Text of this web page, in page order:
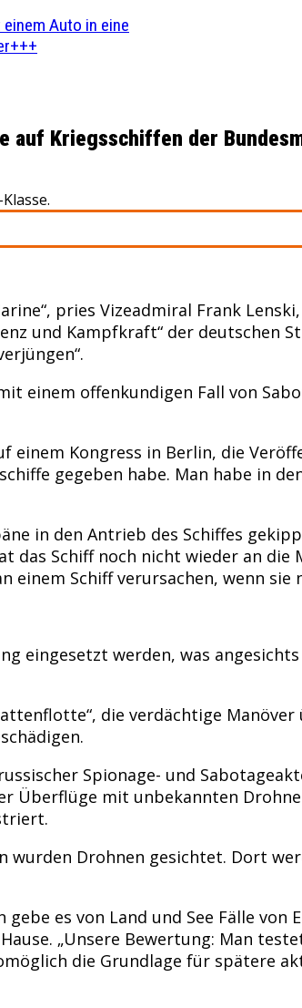
Auto in eine
auf Kriegsschiffen der
pries Vizeadmiral Frank
und Kampfkraft“ der deutschen
offenkundigen Fall von
einem Kongress in Berlin, die
gegeben habe. Man habe in
in den Antrieb des Schiffes
Schiff noch nicht wieder an die
einem Schiff verursachen, wenn
eingesetzt werden, was
die verdächtige
Spionage- und
Überflüge mit unbekannten
Drohnen gesichtet. Dort
es von Land und See Fälle
„Unsere Bewertung: Man
die Grundlage für spätere